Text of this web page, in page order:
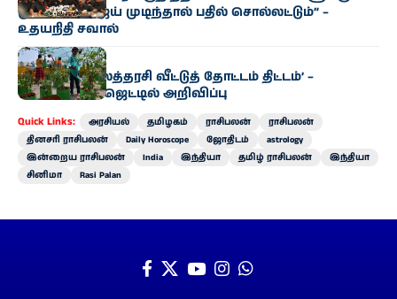
முதல்வர் விஜய் முடிந்தால் பதில் சொல்லட்டும்” –
உதயநிதி சவால்
அரசியல்
‘வெற்றி இல்லத்தரசி வீட்டுத் தோட்டம் திட்டம்’ –
வேளாண் பட்ஜெட்டில் அறிவிப்பு
Quick Links: அரசியல் தமிழகம் ராசிபலன்
ராசிபலன்
தினசரி ராசிபலன்
Daily Horoscope ஜோதிடம்
astrology
இன்றைய ராசிபலன்
India இந்தியா தமிழ் ராசிபலன்
இந்தியா
சினிமா
Rasi Palan